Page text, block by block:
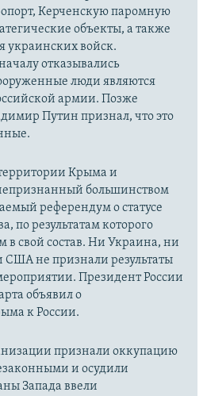
Керченскую паромную
объекты, а также
украинских войск.
отказывались
люди являются
армии. Позже
Путин признал, что это
территории Крыма и
большинством
референдум о статусе
по результатам которого
в свой состав. Ни Украина, ни
США не признали результаты
Президент России
объявил о
к России.
признали оккупацию
и осудили
Запада ввели